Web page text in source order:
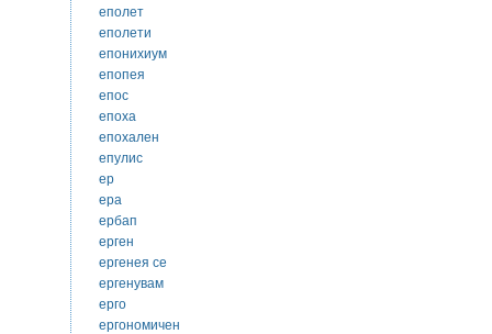
еполет
еполети
епонихиум
епопея
епос
епоха
епохален
епулис
ер
ера
ербап
ерген
ергенея се
ергенувам
ерго
ергономичен